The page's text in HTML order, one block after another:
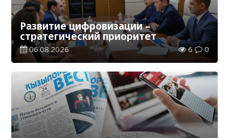
Развитие цифровизации –
стратегический приоритет
06.08.2026 6 0